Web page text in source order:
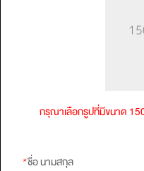
กรุณาเลือกรูปที่มีขนาด
*ชื่อ นามสกุล